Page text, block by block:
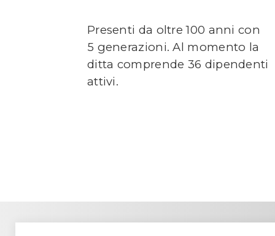
Presenti da oltre 100 anni con
5 generazioni. Al momento la
ditta comprende 36 dipendenti
attivi.